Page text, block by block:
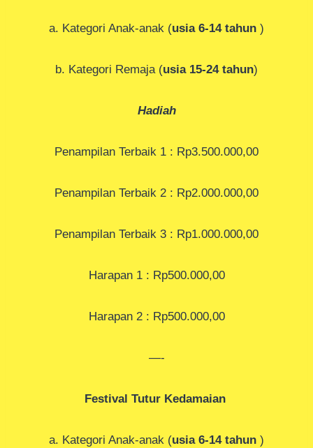
a. Kategori Anak-anak (usia 6-14 tahun )
b. Kategori Remaja (usia 15-24 tahun)
Hadiah
Penampilan Terbaik 1 : Rp3.500.000,00
Penampilan Terbaik 2 : Rp2.000.000,00
Penampilan Terbaik 3 : Rp1.000.000,00
Harapan 1 : Rp500.000,00
Harapan 2 : Rp500.000,00
—-
Festival Tutur Kedamaian
a. Kategori Anak-anak (usia 6-14 tahun )